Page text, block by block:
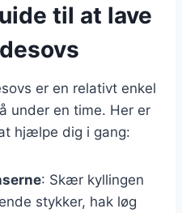
til at lave
er en relativt enkel
under en time. Her er
hjælpe dig i gang:
: Skær kyllingen
stykker, hak løg